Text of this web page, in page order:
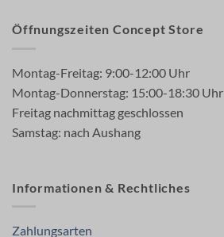
Öffnungszeiten Concept Store
Montag-Freitag: 9:00-12:00 Uhr
Montag-Donnerstag: 15:00-18:30 Uhr
Freitag nachmittag geschlossen
Samstag: nach Aushang
Informationen & Rechtliches
Zahlungsarten